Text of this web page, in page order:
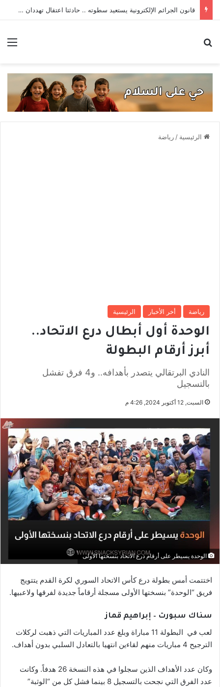
قانون الجرائم الإلكترونية يستعيد سطوته .. حادثتا اعتقال تهددان حرية التعبير
الرئيسية / رياضة
رياضة أخر الأخبار الرئيسية
الوحدة أول أبطال درع الاتحاد..
أبرز أرقام البطولة
النادي البرتقالي يتصدر بأهدافه.. و4 فرق تفشل
بالتسجيل
السبت, 12 أكتوبر 2024, 4:26 م
الوحدة يسيطر على أرقام درع الاتحاد بنسختها الأولى
اختتمت أمس بطولة درع كأس الاتحاد السوري لكرة القدم يتتويج
فريق “الوحدة” بنسختها الأولى مسجلة أرقاماً جديدة لفرقها ولاعبيها.
سناك سبورت – إبراهيم قماز
لعب في البطولة 11 مباراة وبلغ عدد المباريات التي ذهبت لركلات
الترجيح 4 مباريات منهم لقاءين انتهيا بالتعادل السلبي بدون أهداف.
وكان عدد الأهداف الذين سجلوا في هذه النسخة 26 هدفاً. وكانت
عدد الفرق التي نجحت بالتسجيل 8 بينما فشل كل من “الوثبة”